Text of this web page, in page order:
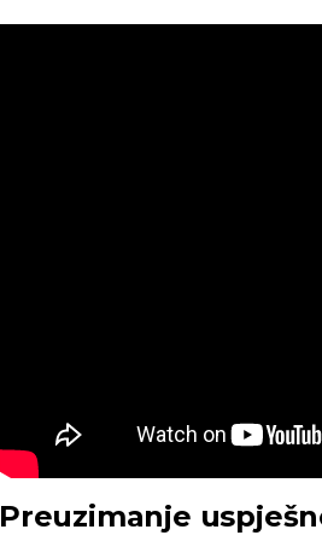
Preuzimanje